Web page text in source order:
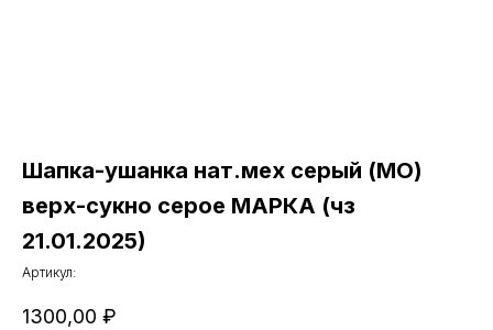
Шапка-ушанка нат.мех серый (МО)
верх-сукно серое МАРКА (чз
21.01.2025)
Артикул:
1300,00 ₽